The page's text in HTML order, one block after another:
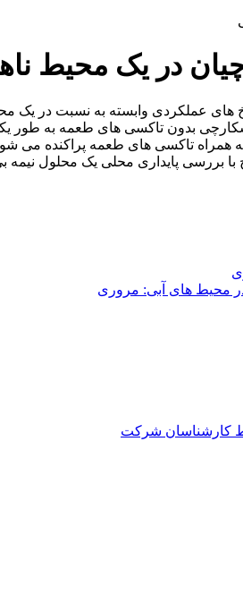
در یک محیط
های عملکردی وابسته به نسبت در
بدون تاکسی های طعمه به طور
تاکسی های طعمه پراکنده می
بررسی پایداری محلی یک محلول نیمه
محیط های آبی: مروری
کارشناسان شرکت